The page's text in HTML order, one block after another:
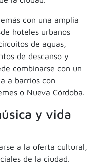
con una amplia
hoteles urbanos
de aguas,
de descanso y
combinarse con un
a barrios con
o Nueva Córdoba.
y vida
a la oferta cultural,
de la ciudad.